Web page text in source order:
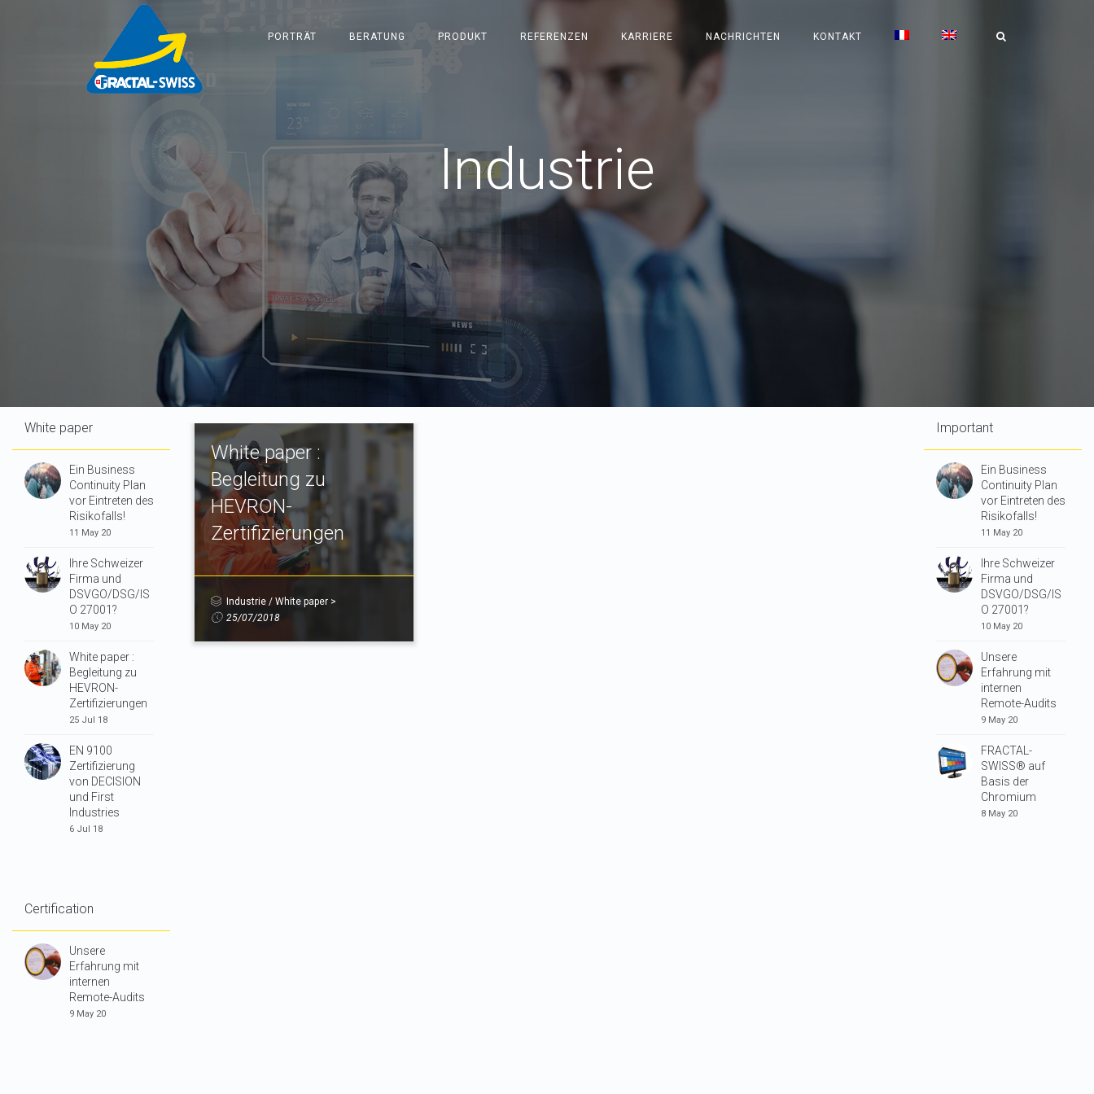
PORTRÄT BERATUNG PRODUKT REFERENZEN KARRIERE NACHRICHTEN KONTAKT
Industrie
White paper
Ein Business
Continuity Plan
vor Eintreten des
Risikofalls!
11 May 20
Ihre Schweizer
Firma und
DSVGO/DSG/IS
O 27001?
10 May 20
White paper :
Begleitung zu
HEVRON-
Zertifizierungen
25 Jul 18
EN 9100
Zertifizierung
von DECISION
und First
Industries
6 Jul 18
Certification
Unsere
Erfahrung mit
internen
Remote-Audits
9 May 20
White paper :
Begleitung zu
HEVRON-
Zertifizierungen
Industrie / White paper >
25/07/2018
Important
Ein Business
Continuity Plan
vor Eintreten des
Risikofalls!
11 May 20
Ihre Schweizer
Firma und
DSVGO/DSG/IS
O 27001?
10 May 20
Unsere
Erfahrung mit
internen
Remote-Audits
9 May 20
FRACTAL-
SWISS® auf
Basis der
Chromium
8 May 20